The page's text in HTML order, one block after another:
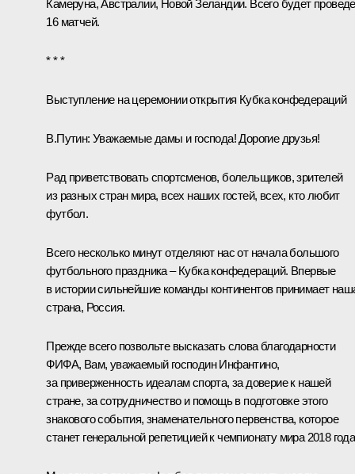
Камеруна, Австралии, Новой Зеландии. Всего будет
16 матчей.
* * *
Выступление на церемонии открытия Кубка конфедераций
В.Путин: Уважаемые дамы и господа! Дорогие друзья!
Рад приветствовать спортсменов, болельщиков, зрителей
из разных стран мира, всех наших гостей, всех, кто любит
футбол.
Всего несколько минут отделяют нас от начала большого
футбольного праздника – Кубка конфедераций. Впервые
в истории сильнейшие команды континентов принимает
страна, Россия.
Прежде всего позвольте высказать слова благодарности
ФИФА, Вам, уважаемый господин Инфантино,
за приверженность идеалам спорта, за доверие к нашей
стране, за сотрудничество и помощь в подготовке этого
знакового события, знаменательного первенства, которое
станет генеральной репетицией к чемпионату мира 2018